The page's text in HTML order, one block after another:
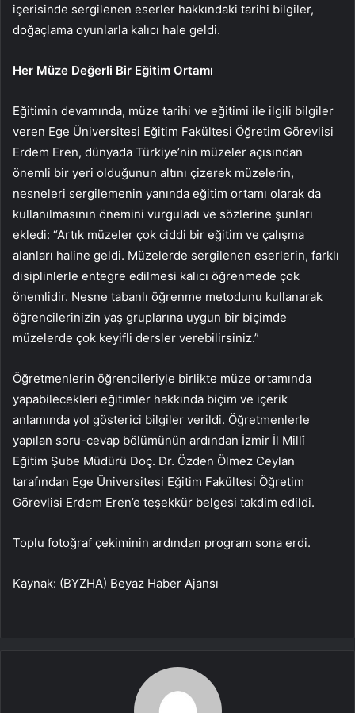
içerisinde sergilenen eserler hakkındaki tarihi bilgiler,
doğaçlama oyunlarla kalıcı hale geldi.
Her Müze Değerli Bir Eğitim Ortamı
Eğitimin devamında, müze tarihi ve eğitimi ile ilgili bilgiler
veren Ege Üniversitesi Eğitim Fakültesi Öğretim Görevlisi
Erdem Eren, dünyada Türkiye’nin müzeler açısından
önemli bir yeri olduğunun altını çizerek müzelerin,
nesneleri sergilemenin yanında eğitim ortamı olarak da
kullanılmasının önemini vurguladı ve sözlerine şunları
ekledi: “Artık müzeler çok ciddi bir eğitim ve çalışma
alanları haline geldi. Müzelerde sergilenen eserlerin, farklı
disiplinlerle entegre edilmesi kalıcı öğrenmede çok
önemlidir. Nesne tabanlı öğrenme metodunu kullanarak
öğrencilerinizin yaş gruplarına uygun bir biçimde
müzelerde çok keyifli dersler verebilirsiniz.”
Öğretmenlerin öğrencileriyle birlikte müze ortamında
yapabilecekleri eğitimler hakkında biçim ve içerik
anlamında yol gösterici bilgiler verildi. Öğretmenlerle
yapılan soru-cevap bölümünün ardından İzmir İl Millî
Eğitim Şube Müdürü Doç. Dr. Özden Ölmez Ceylan
tarafından Ege Üniversitesi Eğitim Fakültesi Öğretim
Görevlisi Erdem Eren’e teşekkür belgesi takdim edildi.
Toplu fotoğraf çekiminin ardından program sona erdi.
Kaynak: (BYZHA) Beyaz Haber Ajansı